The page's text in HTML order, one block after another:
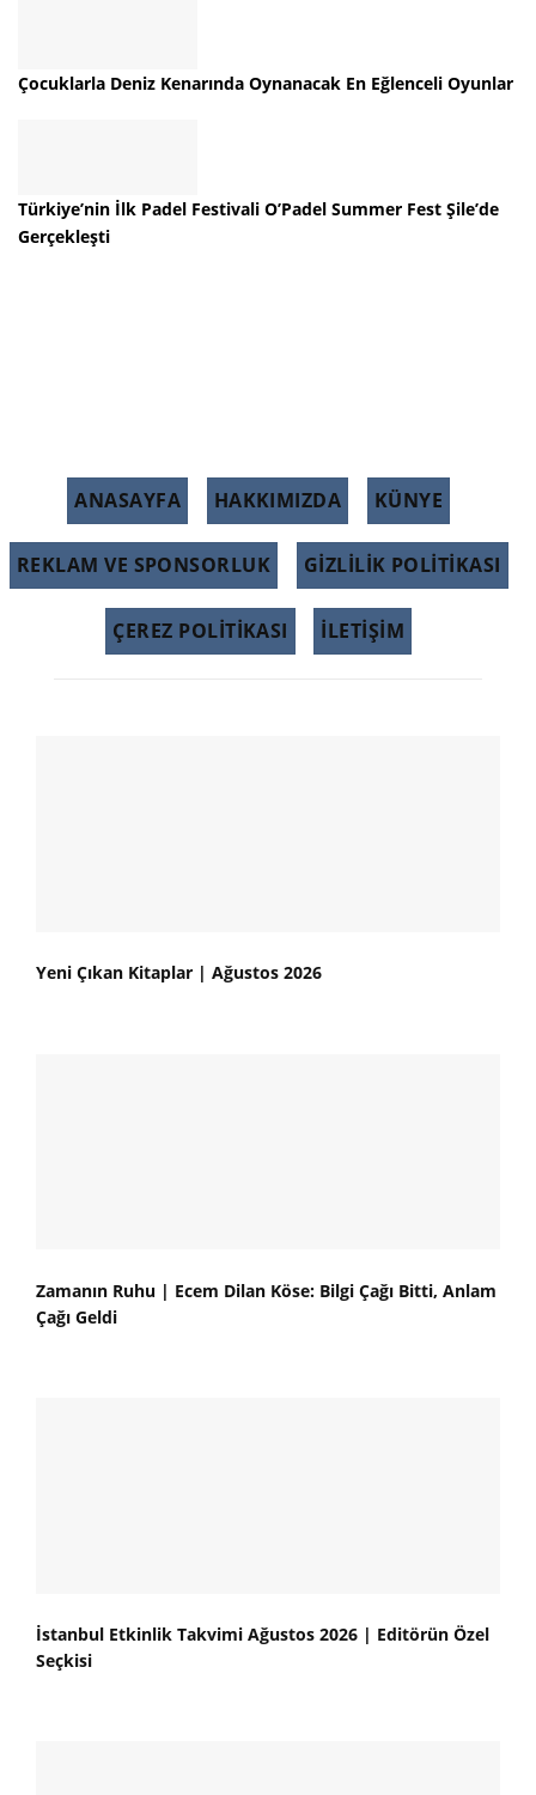
Çocuklarla Deniz Kenarında Oynanacak En Eğlenceli Oyunlar
Türkiye’nin İlk Padel Festivali O’Padel Summer Fest Şile’de
Gerçekleşti
ANASAYFA HAKKIMIZDA KÜNYE
REKLAM VE SPONSORLUK GIZLILIK POLITIKASI
ÇEREZ POLITIKASI İLETİŞİM
Yeni Çıkan Kitaplar | Ağustos 2026
Zamanın Ruhu | Ecem Dilan Köse: Bilgi Çağı Bitti, Anlam
Çağı Geldi
İstanbul Etkinlik Takvimi Ağustos 2026 | Editörün Özel
Seçkisi